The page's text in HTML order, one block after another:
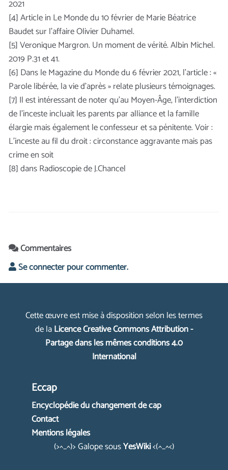
2021
[4] Article in Le Monde du 10 février de Marie Béatrice
Baudet sur l’affaire Olivier Duhamel.
[5] Veronique Margron. Un moment de vérité. Albin Michel.
2019 P.31 et 41.
[6] Dans le Magazine du Monde du 6 février 2021, l’article : «
Parole libérée, la vie d’après » relate plusieurs témoignages.
[7] Il est intéressant de noter qu’au Moyen-Âge, l’interdiction
de l’inceste incluait les parents par alliance et la famille
élargie mais également le confesseur et sa pénitente. Voir :
L’inceste au fil du droit : circonstance aggravante mais pas
crime en soit
[8] dans Radioscopie de J.Chancel
Commentaires
Se connecter pour commenter.
Cette œuvre est mise à disposition selon les termes
de laLicence Creative Commons Attribution -
Partage dans les mêmes conditions 4.0
International
Eccap
Encyclopédie du changement de cap
Contact
Mentions légales
(>^_^)> Galope sousYesWiki<(^_^<)